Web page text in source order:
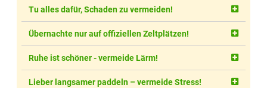
Tu alles dafür, Schaden zu vermeiden!
Übernachte nur auf offiziellen Zeltplätzen!
Ruhe ist schöner - vermeide Lärm!
Lieber langsamer paddeln – vermeide Stress!